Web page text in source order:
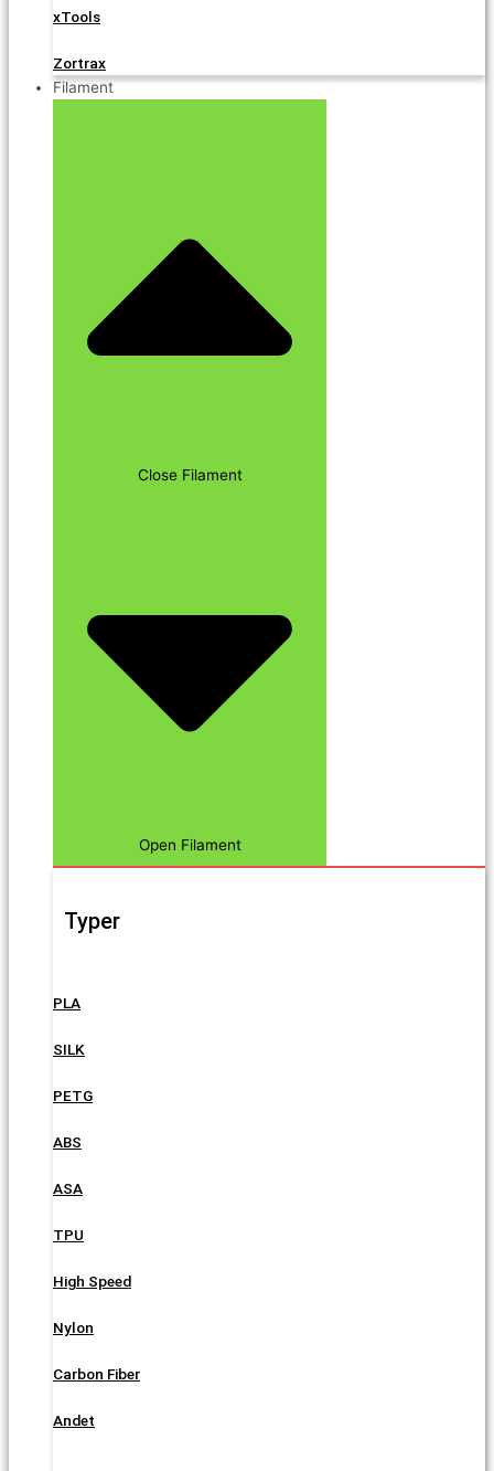
xTools
Zortrax
Filament
Close Filament
Open Filament
Typer
PLA
SILK
PETG
ABS
ASA
TPU
High Speed
Nylon
Carbon Fiber
Andet